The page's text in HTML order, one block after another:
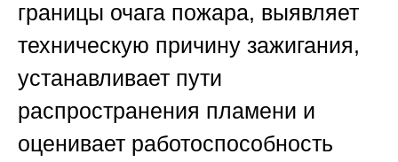
границы очага пожара, выявляет
техническую причину зажигания,
устанавливает пути
распространения пламени и
оценивает работоспособность